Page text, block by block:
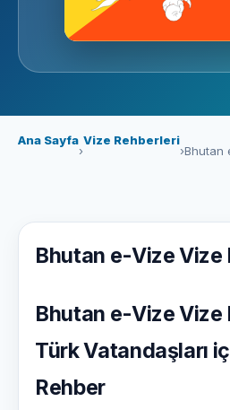
Ana Sayfa
›
Vize Rehberleri
›Bhutan
Bhutan e-Vize Vize
Bhutan e-Vize Vize
Türk Vatandaşları
Rehber